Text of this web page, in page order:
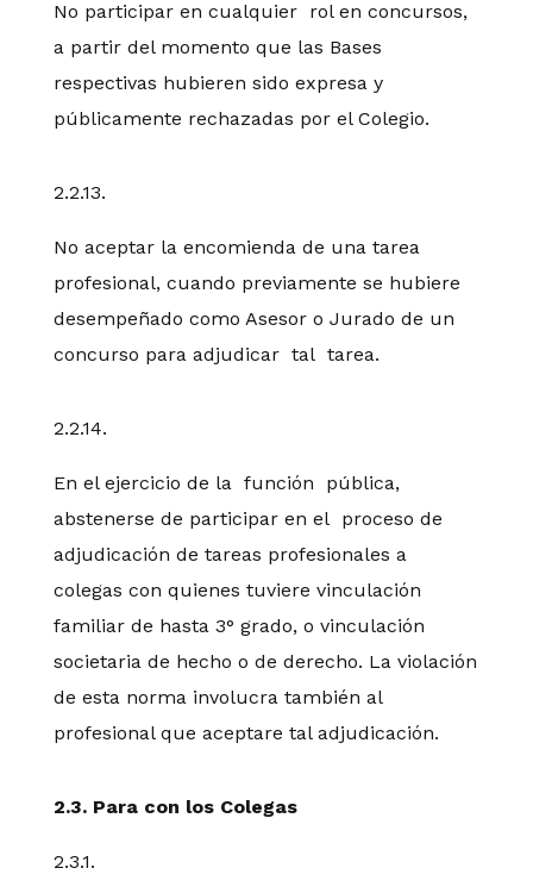
No participar en cualquier rol en concursos,
a partir del momento que las Bases
respectivas hubieren sido expresa y
públicamente rechazadas por el Colegio.
2.2.13.
No aceptar la encomienda de una tarea
profesional, cuando previamente se hubiere
desempeñado como Asesor o Jurado de un
concurso para adjudicar tal tarea.
2.2.14.
En el ejercicio de la función pública,
abstenerse de participar en el proceso de
adjudicación de tareas profesionales a
colegas con quienes tuviere vinculación
familiar de hasta 3° grado, o vinculación
societaria de hecho o de derecho. La violación
de esta norma involucra también al
profesional que aceptare tal adjudicación.
2.3. Para con los Colegas
2.3.1.